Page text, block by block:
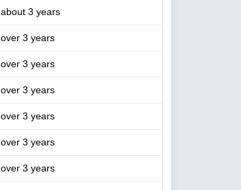
about 3 years
over 3 years
over 3 years
over 3 years
over 3 years
over 3 years
over 3 years